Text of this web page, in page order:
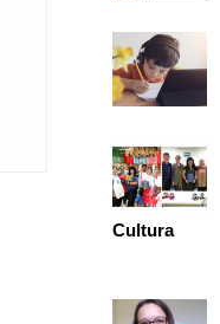
Cultura